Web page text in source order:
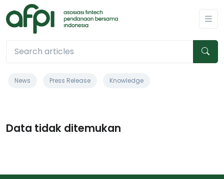
News Press Release Knowledge
Data tidak ditemukan